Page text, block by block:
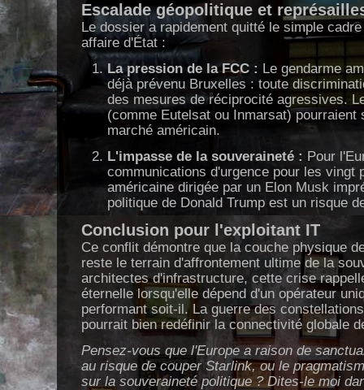
Escalade géopolitique et
Le dossier a rapidement quitté le simple
affaire d'État :
La pression de la FCC : Le gendarme
déjà prévenu Bruxelles : toute
des mesures de réciprocité agressives.
(comme Eutelsat ou Inmarsat)
marché américain.
L'impasse de la souveraineté : Pour
communications d'urgence pour les vingt
américaine dirigée par un Elon Musk
politique de Donald Trump est un risque
Conclusion pour l'exploitant IT
Ce conflit démontre que la couche physique
reste le terrain d'affrontement ultime de la
architectes d'infrastructure, cette crise
éternelle lorsqu'elle dépend d'un opérateur
performant soit-il. La guerre des
pourrait bien redéfinir la connectivité globale
Pensez-vous que l'Europe a raison de
au risque de couper Starlink, ou le
sur la souveraineté politique ? Dites-le moi